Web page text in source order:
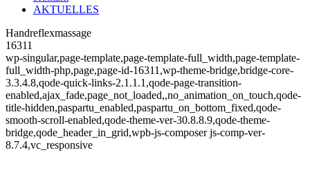
AKTUELLES
Handreflexmassage
16311
wp-singular,page-template,page-template-full_width,page-template-
full_width-php,page,page-id-16311,wp-theme-bridge,bridge-core-
3.3.4.8,qode-quick-links-2.1.1.1,qode-page-transition-
enabled,ajax_fade,page_not_loaded,,no_animation_on_touch,qode-
title-hidden,paspartu_enabled,paspartu_on_bottom_fixed,qode-
smooth-scroll-enabled,qode-theme-ver-30.8.8.9,qode-theme-
bridge,qode_header_in_grid,wpb-js-composer js-comp-ver-
8.7.4,vc_responsive